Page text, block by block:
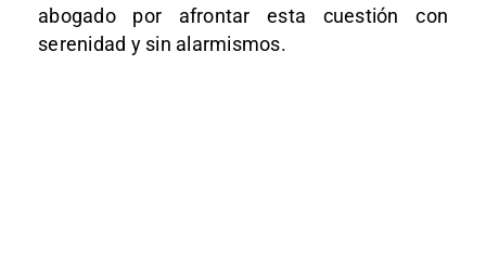
abogado por afrontar esta cuestión con
serenidad y sin alarmismos.